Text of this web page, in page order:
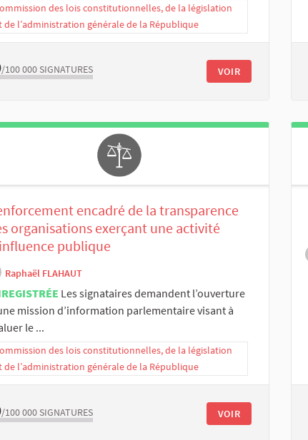
des lois constitutionnelles, de la législation
de l’administration générale de la République
/100 000 SIGNATURES VOIR
encadré de la transparence
organisations exerçant une activité
publique
Raphaël FLAHAUT
Les signataires demandent l’ouverture
mission d’information parlementaire visant à
le ...
des lois constitutionnelles, de la législation
de l’administration générale de la République
/100 000 SIGNATURES VOIR